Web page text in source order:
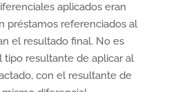
aplicados eran
préstamos referenciados al
el resultado final. No es
resultante de aplicar al
con el resultante de